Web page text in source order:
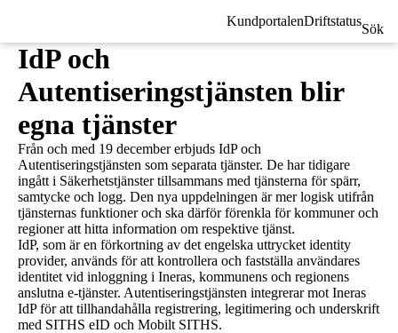
KundportalenDriftstatus
Sök
IdP och
Autentiseringstjänsten blir
egna tjänster
Från och med 19 december erbjuds IdP och
Autentiseringstjänsten som separata tjänster. De har tidigare
ingått i Säkerhetstjänster tillsammans med tjänsterna för spärr,
samtycke och logg. Den nya uppdelningen är mer logisk utifrån
tjänsternas funktioner och ska därför förenkla för kommuner och
regioner att hitta information om respektive tjänst.
IdP, som är en förkortning av det engelska uttrycket identity
provider, används för att kontrollera och fastställa användares
identitet vid inloggning i Ineras, kommunens och regionens
anslutna e-tjänster. Autentiseringstjänsten integrerar mot Ineras
IdP för att tillhandahålla registrering, legitimering och underskrift
med SITHS eID och Mobilt SITHS.